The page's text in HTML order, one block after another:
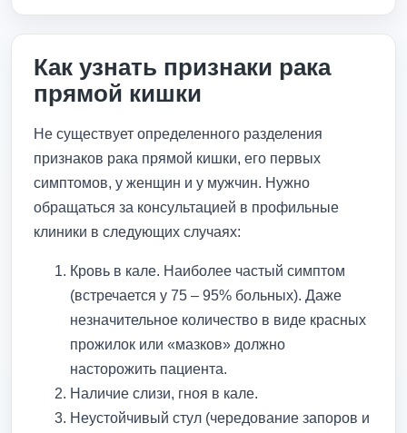
Как узнать признаки рака
прямой кишки
Не существует определенного разделения
признаков рака прямой кишки, его первых
симптомов, у женщин и у мужчин. Нужно
обращаться за консультацией в профильные
клиники в следующих случаях:
Кровь в кале. Наиболее частый симптом
(встречается у 75 – 95% больных). Даже
незначительное количество в виде красных
прожилок или «мазков» должно
насторожить пациента.
Наличие слизи, гноя в кале.
Неустойчивый стул (чередование запоров и